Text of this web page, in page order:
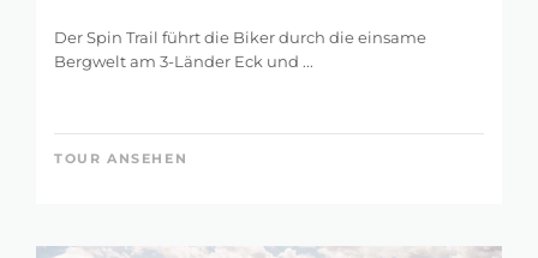
Der Spin Trail führt die Biker durch die einsame
Bergwelt am 3-Länder Eck und ...
TOUR ANSEHEN